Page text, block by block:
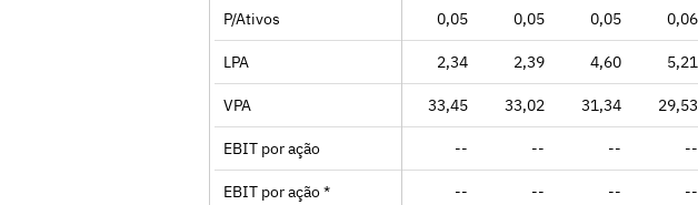
P/Ativos 0,05 0,05 0,05 0,06
LPA 2,34 2,39 4,60 5,21
VPA 33,45 33,02 31,34 29,53
EBIT por ação -- -- -- --
EBIT por ação * -- -- -- --